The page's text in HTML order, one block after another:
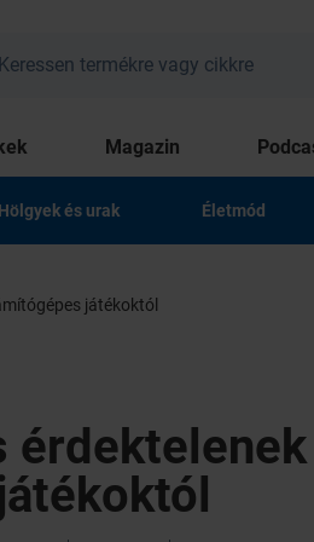
Magazin
Hölgyek és urak Életmód
játékoktól